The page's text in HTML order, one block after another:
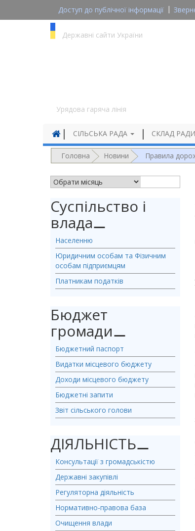
Доступ до публічної інформації
Державні сайти України
Урядова гаряча лінія
СІЛЬСЬКА РАДА СКЛАД РАДИ
Головна Новини Правила
АРХІВ НОВИН
Суспільство і
влада⚊
Населенню
Юридичним особам та Фізичним
особам підприємцям
Платникам податків
Бюджет
громади⚊
Бюджетний паспорт
Видатки місцевого бюджету
Доходи місцевого бюджету
Бюджетні запити
Звіт сільського голови
ДІЯЛЬНІСТЬ⚊
Консультації з громадськістю
Державні закупівлі
Регуляторна діяльність
Нормативно-правова база
Очищення влади